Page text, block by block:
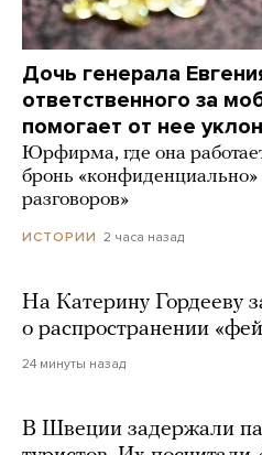
Дочь генерала
ответственного за
помогает от нее
Юрфирма, где она
бронь
разговоров»
ИСТОРИИ 2 часа назад
На Катерину Гордееву
о распространении
24 минуты назад
В Швеции задержали